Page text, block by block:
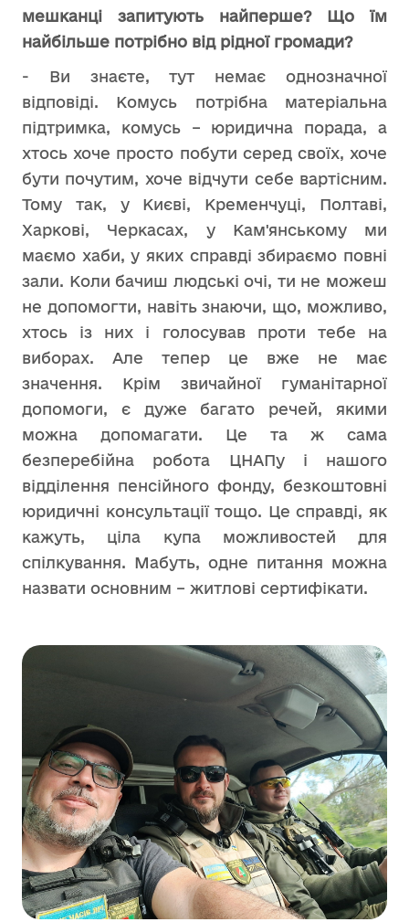
мешканці запитують найперше? Що їм
найбільше потрібно від рідної громади?
- Ви знаєте, тут немає однозначної
відповіді. Комусь потрібна матеріальна
підтримка, комусь – юридична порада, а
хтось хоче просто побути серед своїх, хоче
бути почутим, хоче відчути себе вартісним.
Тому так, у Києві, Кременчуці, Полтаві,
Харкові, Черкасах, у Кам'янському ми
маємо хаби, у яких справді збираємо повні
зали. Коли бачиш людські очі, ти не можеш
не допомогти, навіть знаючи, що, можливо,
хтось із них і голосував проти тебе на
виборах. Але тепер це вже не має
значення. Крім звичайної гуманітарної
допомоги, є дуже багато речей, якими
можна допомагати. Це та ж сама
безперебійна робота ЦНАПу і нашого
відділення пенсійного фонду, безкоштовні
юридичні консультації тощо. Це справді, як
кажуть, ціла купа можливостей для
спілкування. Мабуть, одне питання можна
назвати основним – житлові сертифікати.